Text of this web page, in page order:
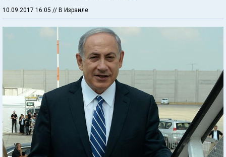
10.09.2017 16:05 // В Израиле